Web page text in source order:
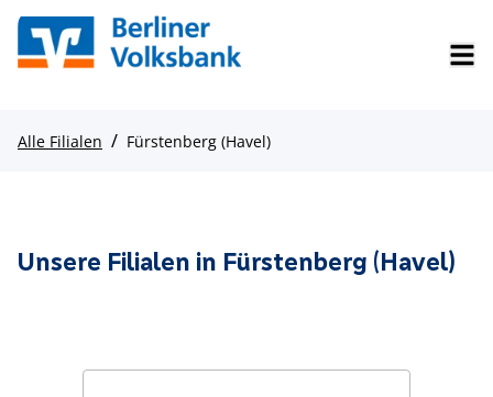
Alle Filialen / Fürstenberg (Havel)
Unsere Filialen in Fürstenberg (Havel)